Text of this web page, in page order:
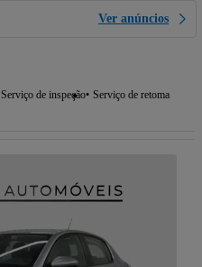
Ver anúncios
Serviço de inspeção Serviço de retoma